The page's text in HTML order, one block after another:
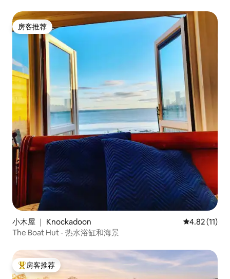
房客推荐
房客推荐
小木屋 ｜ Knockadoon 平均评分
4.82 (11)
The Boat Hut - 热水浴缸和海景
热门「房客推荐」
房客推荐